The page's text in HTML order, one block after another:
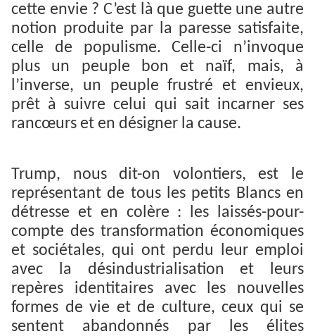
cette envie ? C’est là que guette une autre
notion produite par la paresse satisfaite,
celle de populisme. Celle-ci n’invoque
plus un peuple bon et naïf, mais, à
l’inverse, un peuple frustré et envieux,
prêt à suivre celui qui sait incarner ses
rancœurs et en désigner la cause.
Trump, nous dit-on volontiers, est le
représentant de tous les petits Blancs en
détresse et en colère : les laissés-pour-
compte des transformation économiques
et sociétales, qui ont perdu leur emploi
avec la désindustrialisation et leurs
repères identitaires avec les nouvelles
formes de vie et de culture, ceux qui se
sentent abandonnés par les élites